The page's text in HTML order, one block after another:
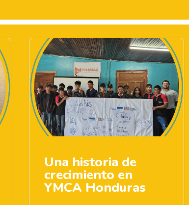
Una historia de
crecimiento en
YMCA Honduras